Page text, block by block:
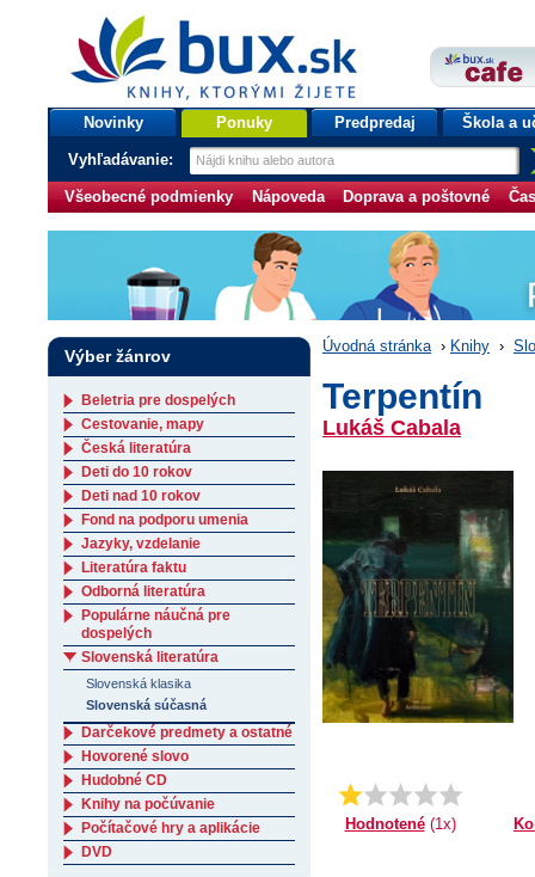
bux.sk
knihy, ktorými žijete
Úvodná stránka
Novinky Ponuky Predpredaj Škola a
Vyhľadávanie:
Všeobecné podmienky Nápoveda Doprava a poštovné
Úvodná stránka › Knihy ›
Terpentín
Lukáš Cabala
Priemer:
1.0
Hodnotené(1x)
Výber žánrov
Beletria pre dospelých
Cestovanie, mapy
Česká literatúra
Deti do 10 rokov
Deti nad 10 rokov
Fond na podporu umenia
Jazyky, vzdelanie
Literatúra faktu
Odborná literatúra
Populárne náučná pre
dospelých
Slovenská literatúra
Slovenská klasika
Slovenská súčasná
Darčekové predmety a ostatné
Hovorené slovo
Hudobné CD
Knihy na počúvanie
Počítačové hry a aplikácie
DVD